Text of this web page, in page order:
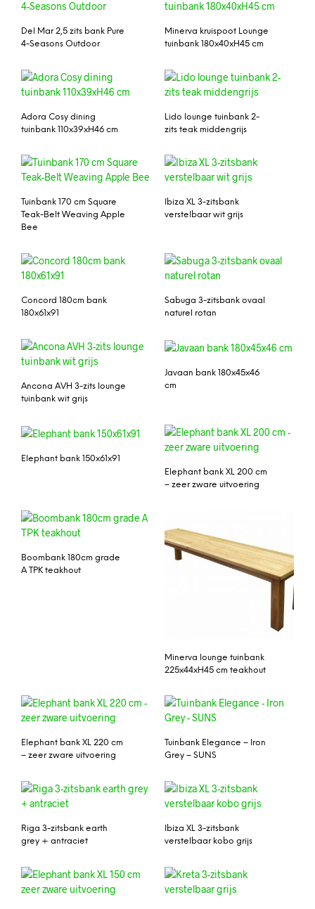
Del Mar 2,5 zits bank Pure
4-Seasons Outdoor
Minerva kruispoot Lounge
tuinbank 180x40xH45 cm
Adora Cosy dining
tuinbank 110x39xH46 cm
Lido lounge tuinbank 2-
zits teak middengrijs
Tuinbank 170 cm Square
Teak-Belt Weaving Apple
Bee
Ibiza XL 3-zitsbank
verstelbaar wit grijs
Concord 180cm bank
180x61x91
Sabuga 3-zitsbank ovaal
naturel rotan
Ancona AVH 3-zits lounge
tuinbank wit grijs
Javaan bank 180x45x46
cm
Elephant bank 150x61x91
Elephant bank XL 200 cm
– zeer zware uitvoering
Boombank 180cm grade
A TPK teakhout
Minerva lounge tuinbank
225x44xH45 cm teakhout
Elephant bank XL 220 cm
– zeer zware uitvoering
Tuinbank Elegance – Iron
Grey – SUNS
Riga 3-zitsbank earth
grey + antraciet
Ibiza XL 3-zitsbank
verstelbaar kobo grijs